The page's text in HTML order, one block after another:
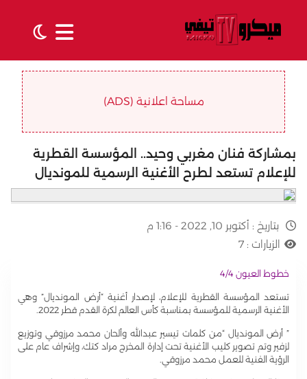
مساحة اعلانية (ADS)
بمشاركة فنان مغربي وحيد.. المؤسسة القطرية
للإعلام تستعد لطرح الأغنية الرسمية للمونديال
بتاريخ : أكتوبر 10, 2022 - 1:16 م
الزيارات : 7
خطوط العيون 4/4
تستعد المؤسسة القطرية للإعلام، لإصدار أغنية “أرض المونديال” وهي
الأغنية الرسمية للمؤسسة بمناسبة كأس العالم لكرة القدم قطر 2022.
” أرض المونديال “من كلمات تيسير عبدالله وألحان محمد مرزوقي وتوزيع
لزفير وتم تصوير كليب الأغنية تحت إدارة المخرج مراد كتك، وإشراف عام على
الرؤية الفنية للعمل محمد مرزوقي.